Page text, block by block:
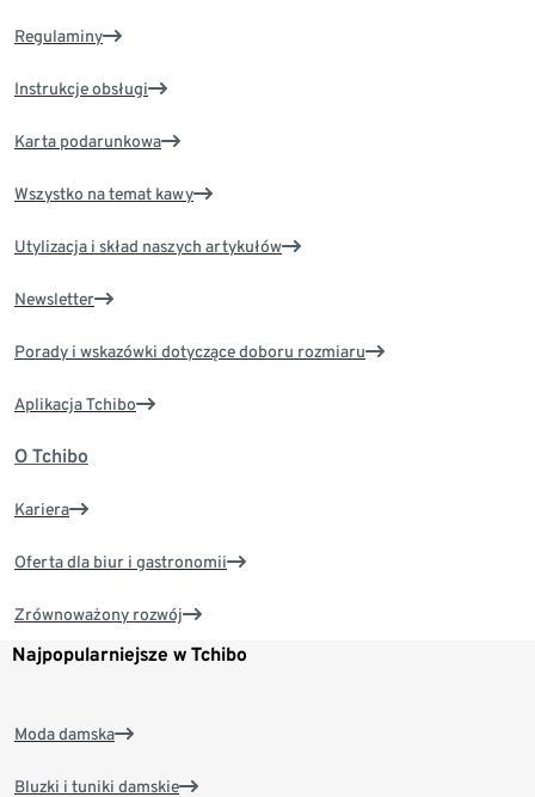
Regulaminy
Instrukcje obsługi
Karta podarunkowa
Wszystko na temat kawy
Utylizacja i skład naszych artykułów
Newsletter
Porady i wskazówki dotyczące doboru rozmiaru
Aplikacja Tchibo
O Tchibo
Kariera
Oferta dla biur i gastronomii
Zrównoważony rozwój
Najpopularniejsze w Tchibo
Moda damska
Bluzki i tuniki damskie